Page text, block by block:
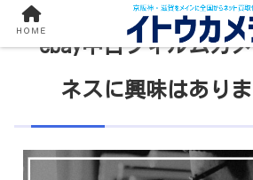
ebay中古フィルムカ
ネスに興味はあり
ＨＯＭＥ